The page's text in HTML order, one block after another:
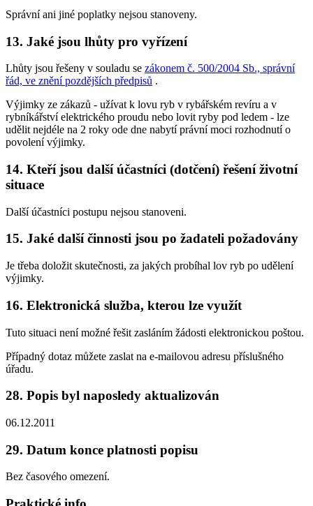
Správní ani jiné poplatky nejsou stanoveny.
13. Jaké jsou lhůty pro vyřízení
Lhůty jsou řešeny v souladu se zákonem č. 500/2004 Sb., správní
řád, ve znění pozdějších předpisů .
Výjimky ze zákazů - užívat k lovu ryb v rybářském revíru a v
rybníkářství elektrického proudu nebo lovit ryby pod ledem - lze
udělit nejdéle na 2 roky ode dne nabytí právní moci rozhodnutí o
povolení výjimky.
14. Kteří jsou další účastníci (dotčení) řešení životní
situace
Další účastníci postupu nejsou stanoveni.
15. Jaké další činnosti jsou po žadateli požadovány
Je třeba doložit skutečnosti, za jakých probíhal lov ryb po udělení
výjimky.
16. Elektronická služba, kterou lze využít
Tuto situaci není možné řešit zasláním žádosti elektronickou poštou.
Případný dotaz můžete zaslat na e-mailovou adresu příslušného
úřadu.
28. Popis byl naposledy aktualizován
06.12.2011
29. Datum konce platnosti popisu
Bez časového omezení.